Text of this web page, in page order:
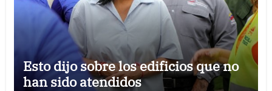
Esto dijo sobre los edificios que no
han sido atendidos